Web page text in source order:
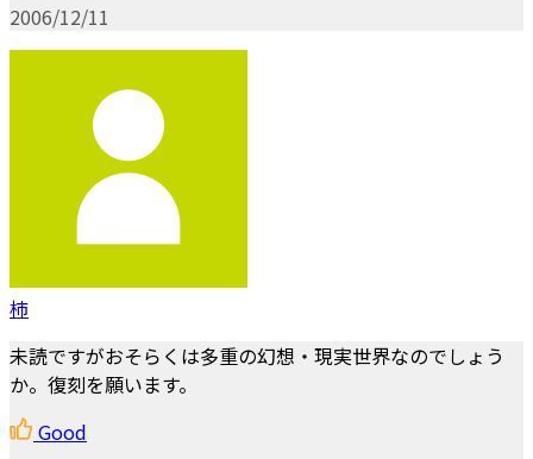
2006/12/11
柿
未読ですがおそらくは多重の幻想・現実世界なのでしょう
か。復刻を願います。
Good